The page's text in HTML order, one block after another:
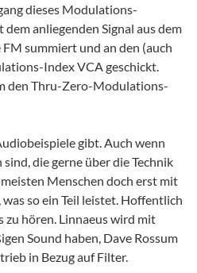
dieses Modulations-
anliegenden Signal aus dem
summiert und an den (auch
Index VCA geschickt.
den Thru-Zero-Modulations-
gibt. Auch wenn
die gerne über die Technik
Menschen doch erst mit
so ein Teil leistet. Hoffentlich
zu hören. Linnaeus wird mit
Sound haben, Dave Rossum
in Bezug auf Filter.